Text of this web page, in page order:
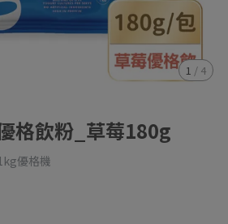
1 / 4
格飲粉_草莓180g
優格機